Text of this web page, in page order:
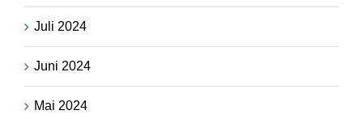
Juli 2024
Juni 2024
Mai 2024